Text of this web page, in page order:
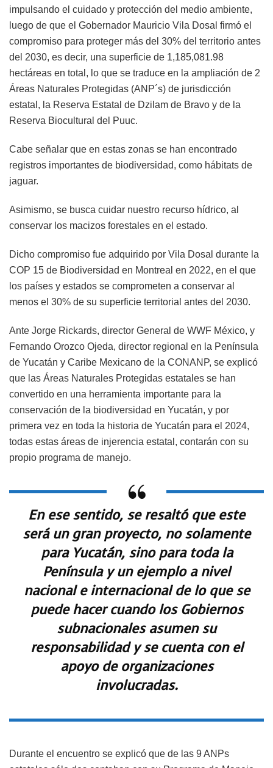
impulsando el cuidado y protección del medio ambiente,
luego de que el Gobernador Mauricio Vila Dosal firmó el
compromiso para proteger más del 30% del territorio antes
del 2030, es decir, una superficie de 1,185,081.98
hectáreas en total, lo que se traduce en la ampliación de 2
Áreas Naturales Protegidas (ANP´s) de jurisdicción
estatal, la Reserva Estatal de Dzilam de Bravo y de la
Reserva Biocultural del Puuc.
Cabe señalar que en estas zonas se han encontrado
registros importantes de biodiversidad, como hábitats de
jaguar.
Asimismo, se busca cuidar nuestro recurso hídrico, al
conservar los macizos forestales en el estado.
Dicho compromiso fue adquirido por Vila Dosal durante la
COP 15 de Biodiversidad en Montreal en 2022, en el que
los países y estados se comprometen a conservar al
menos el 30% de su superficie territorial antes del 2030.
Ante Jorge Rickards, director General de WWF México, y
Fernando Orozco Ojeda, director regional en la Península
de Yucatán y Caribe Mexicano de la CONANP, se explicó
que las Áreas Naturales Protegidas estatales se han
convertido en una herramienta importante para la
conservación de la biodiversidad en Yucatán, y por
primera vez en toda la historia de Yucatán para el 2024,
todas estas áreas de injerencia estatal, contarán con su
propio programa de manejo.
En ese sentido, se resaltó que este
será un gran proyecto, no solamente
para Yucatán, sino para toda la
Península y un ejemplo a nivel
nacional e internacional de lo que se
puede hacer cuando los Gobiernos
subnacionales asumen su
responsabilidad y se cuenta con el
apoyo de organizaciones
involucradas.
Durante el encuentro se explicó que de las 9 ANPs